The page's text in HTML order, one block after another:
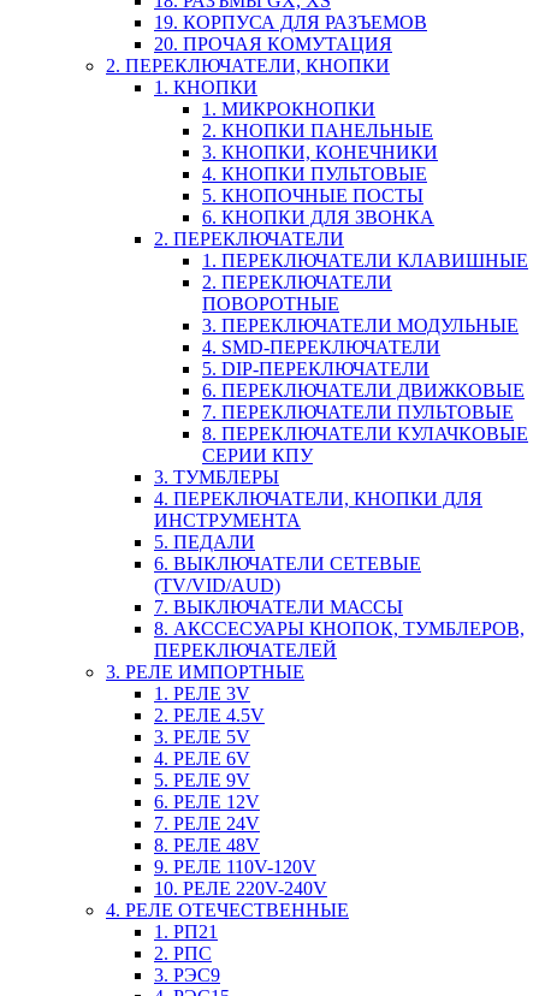
19. КОРПУСА ДЛЯ РАЗЪЕМОВ
20. ПРОЧАЯ КОМУТАЦИЯ
2. ПЕРЕКЛЮЧАТЕЛИ, КНОПКИ
1. КНОПКИ
1. МИКРОКНОПКИ
2. КНОПКИ ПАНЕЛЬНЫЕ
3. КНОПКИ, КОНЕЧНИКИ
4. КНОПКИ ПУЛЬТОВЫЕ
5. КНОПОЧНЫЕ ПОСТЫ
6. КНОПКИ ДЛЯ ЗВОНКА
2. ПЕРЕКЛЮЧАТЕЛИ
1. ПЕРЕКЛЮЧАТЕЛИ КЛАВИШНЫЕ
2. ПЕРЕКЛЮЧАТЕЛИ
ПОВОРОТНЫЕ
3. ПЕРЕКЛЮЧАТЕЛИ МОДУЛЬНЫЕ
4. SMD-ПЕРЕКЛЮЧАТЕЛИ
5. DIP-ПЕРЕКЛЮЧАТЕЛИ
6. ПЕРЕКЛЮЧАТЕЛИ ДВИЖКОВЫЕ
7. ПЕРЕКЛЮЧАТЕЛИ ПУЛЬТОВЫЕ
8. ПЕРЕКЛЮЧАТЕЛИ КУЛАЧКОВЫЕ
СЕРИИ КПУ
3. ТУМБЛЕРЫ
4. ПЕРЕКЛЮЧАТЕЛИ, КНОПКИ ДЛЯ
ИНСТРУМЕНТА
5. ПЕДАЛИ
6. ВЫКЛЮЧАТЕЛИ СЕТЕВЫЕ
(TV/VID/AUD)
7. ВЫКЛЮЧАТЕЛИ МАССЫ
8. АКССЕСУАРЫ КНОПОК, ТУМБЛЕРОВ,
ПЕРЕКЛЮЧАТЕЛЕЙ
3. РЕЛЕ ИМПОРТНЫЕ
1. РЕЛЕ 3V
2. РЕЛЕ 4.5V
3. РЕЛЕ 5V
4. РЕЛЕ 6V
5. РЕЛЕ 9V
6. РЕЛЕ 12V
7. РЕЛЕ 24V
8. РЕЛЕ 48V
9. РЕЛЕ 110V-120V
10. РЕЛЕ 220V-240V
4. РЕЛЕ ОТЕЧЕСТВЕННЫЕ
1. РП21
2. РПС
3. РЭС9